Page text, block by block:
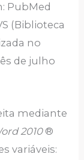
PubMed
(Biblioteca
no
de julho
mediante
2010®
variáveis: